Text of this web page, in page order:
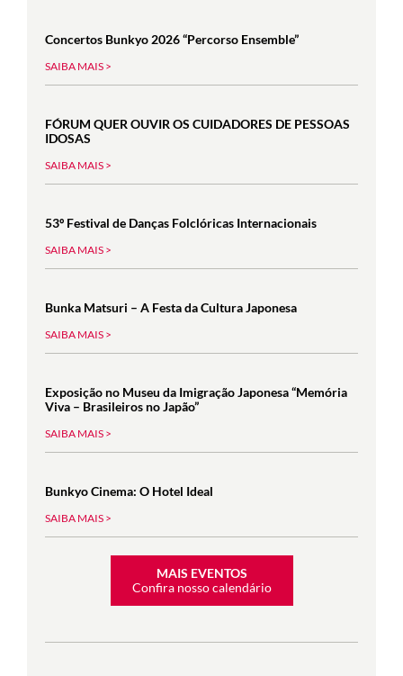
Concertos Bunkyo 2026 “Percorso Ensemble”
SAIBA MAIS >
FÓRUM QUER OUVIR OS CUIDADORES DE PESSOAS
IDOSAS
SAIBA MAIS >
53º Festival de Danças Folclóricas Internacionais
SAIBA MAIS >
Bunka Matsuri – A Festa da Cultura Japonesa
SAIBA MAIS >
Exposição no Museu da Imigração Japonesa “Memória
Viva – Brasileiros no Japão”
SAIBA MAIS >
Bunkyo Cinema: O Hotel Ideal
SAIBA MAIS >
MAIS EVENTOS
Confira nosso calendário